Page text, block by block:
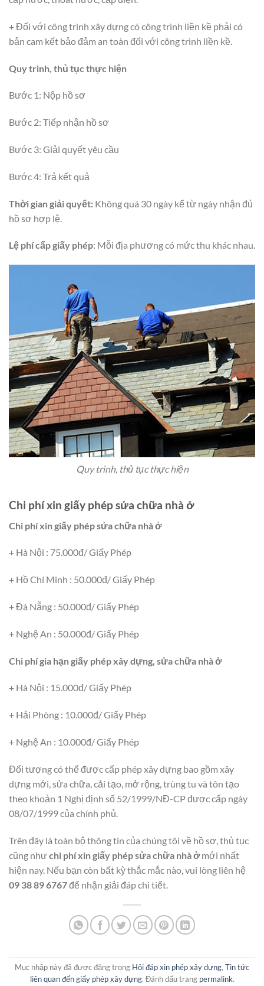
+ Đối với công trình xây dựng có công trình liền kề phải có
bản cam kết bảo đảm an toàn đối với công trình liền kề.
Quy trình, thủ tục thực hiện
Bước 1: Nộp hồ sơ
Bước 2: Tiếp nhận hồ sơ
Bước 3: Giải quyết yêu cầu
Bước 4: Trả kết quả
Thời gian giải quyết: Không quá 30 ngày kể từ ngày nhận đủ
hồ sơ hợp lệ.
Lệ phí cấp giấy phép: Mỗi địa phương có mức thu khác nhau.
Quy trình, thủ tục thực hiện
Chi phí xin giấy phép sửa chữa nhà ở
Chi phí xin giấy phép sửa chữa nhà ở
+ Hà Nội : 75.000đ/ Giấy Phép
+ Hồ Chí Minh : 50.000đ/ Giấy Phép
+ Đà Nẵng : 50.000đ/ Giấy Phép
+ Nghệ An : 50.000đ/ Giấy Phép
Chi phí gia hạn giấy phép xây dựng, sửa chữa nhà ở
+ Hà Nội : 15.000đ/ Giấy Phép
+ Hải Phòng : 10.000đ/ Giấy Phép
+ Nghệ An : 10.000đ/ Giấy Phép
Đối tượng có thể được cấp phép xây dựng bao gồm xây
dựng mới, sửa chữa, cải tạo, mở rộng, trùng tu và tôn tạo
theo khoản 1 Nghị định số 52/1999/NĐ-CP được cấp ngày
08/07/1999 của chính phủ.
Trên đây là toàn bộ thông tin của chúng tôi về hồ sơ, thủ tục
cũng nhưchi phí xin giấy phép sửa chữa nhà ởmới nhất
hiện nay. Nếu bạn còn bất kỳ thắc mắc nào, vui lòng liên hệ
09 38 89 6767để nhận giải đáp chi tiết.
Mục nhập này đã được đăng trong Hỏi đáp xin phép xây dựng, Tin tức
liên quan đến giấy phép xây dựng. Đánh dấu trang permalink.